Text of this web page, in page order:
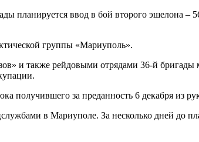
планируется ввод в бой второго
группы «Мариуполь».
и также рейдовыми отрядами 36-й бригады
получившего за преданность 6 декабря из
в Мариуполе. За несколько дней до